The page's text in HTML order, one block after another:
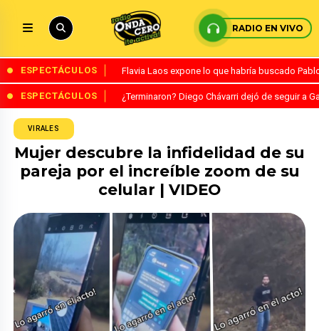
RADIO EN VIVO
ESPECTÁCULOS Flavia Laos expone lo que habría buscado
ESPECTÁCULOS ¿Terminaron? Diego Chávarri dejó de seguir a
VIRALES
Mujer descubre la infidelidad de su
pareja por el increíble zoom de su
celular | VIDEO